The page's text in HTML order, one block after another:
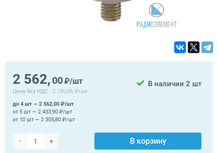
2 562, 00₽/шт
Цена без НДС - 2 100,00, ₽/шт
В наличии 2 шт
- + В корзину
до 4 шт — 2 562,00 ₽/шт
от 5 шт — 2 433,90 ₽/шт
от 10 шт — 2 305,80 ₽/шт